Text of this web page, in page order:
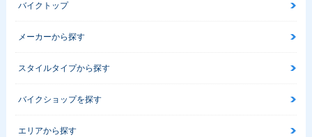
バイクトップ
メーカーから探す
スタイルタイプから探す
バイクショップを探す
エリアから探す